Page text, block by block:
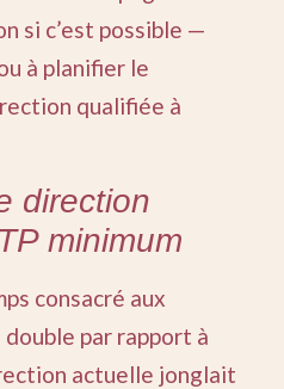
si c’est possible —
à planifier le
qualifiée à
direction
minimum
consacré aux
par rapport à
actuelle jonglait